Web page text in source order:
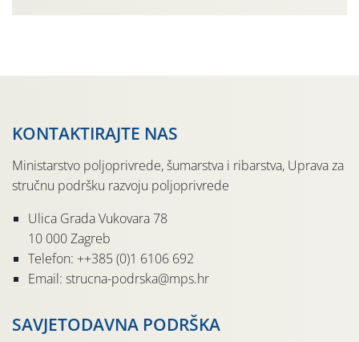
KONTAKTIRAJTE NAS
Ministarstvo poljoprivrede, šumarstva i ribarstva, Uprava za
stručnu podršku razvoju poljoprivrede
Ulica Grada Vukovara 78
10 000 Zagreb
Telefon: ++385 (0)1 6106 692
Email: strucna-podrska@mps.hr
SAVJETODAVNA PODRŠKA